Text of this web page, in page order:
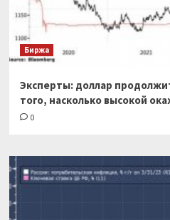
Биржа
Эксперты: доллар
того, насколько высокой
0